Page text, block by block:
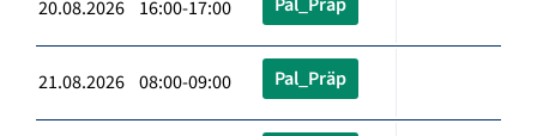
20.08.2026 16:00-17:00
21.08.2026 08:00-09:00 Pal_Präp